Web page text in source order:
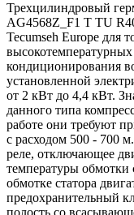
Трехцилиндровый
AG4568Z_F1 T TU
Tecumseh Europe для
кондиционирования
установленной
от 2 кВт до 4,4 кВт.
данного типа
работе они требуют
с расходом 500 - 700
реле, отключающее
температуры обмотки
обмотке статора
предохранительный
полость со